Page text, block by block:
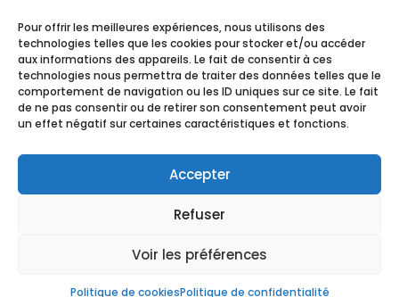
Pour offrir les meilleures expériences, nous utilisons des
technologies telles que les cookies pour stocker et/ou accéder
aux informations des appareils. Le fait de consentir à ces
technologies nous permettra de traiter des données telles que le
comportement de navigation ou les ID uniques sur ce site. Le fait
de ne pas consentir ou de retirer son consentement peut avoir
un effet négatif sur certaines caractéristiques et fonctions.
Accepter
Refuser
Voir les préférences
Politique de cookiesPolitique de confidentialité
de dernière minute et nous nous engageons à vous
restituer la totalité des sommes versées en avoir en cas
d’annulation de votre part (au maximum 72 heures
avant) ou de la notre.
Réservations
2020